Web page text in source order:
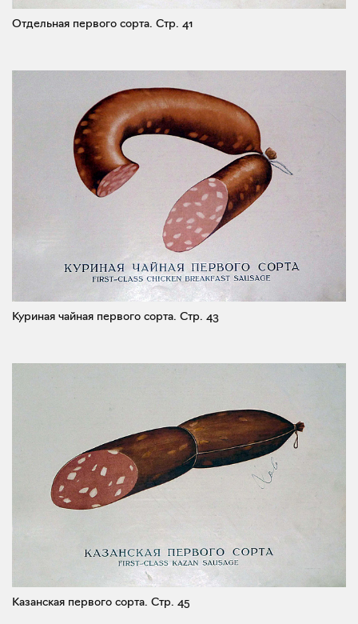
Отдельная первого сорта. Стр. 41
Куриная чайная первого сорта. Стр. 43
Казанская первого сорта. Стр. 45